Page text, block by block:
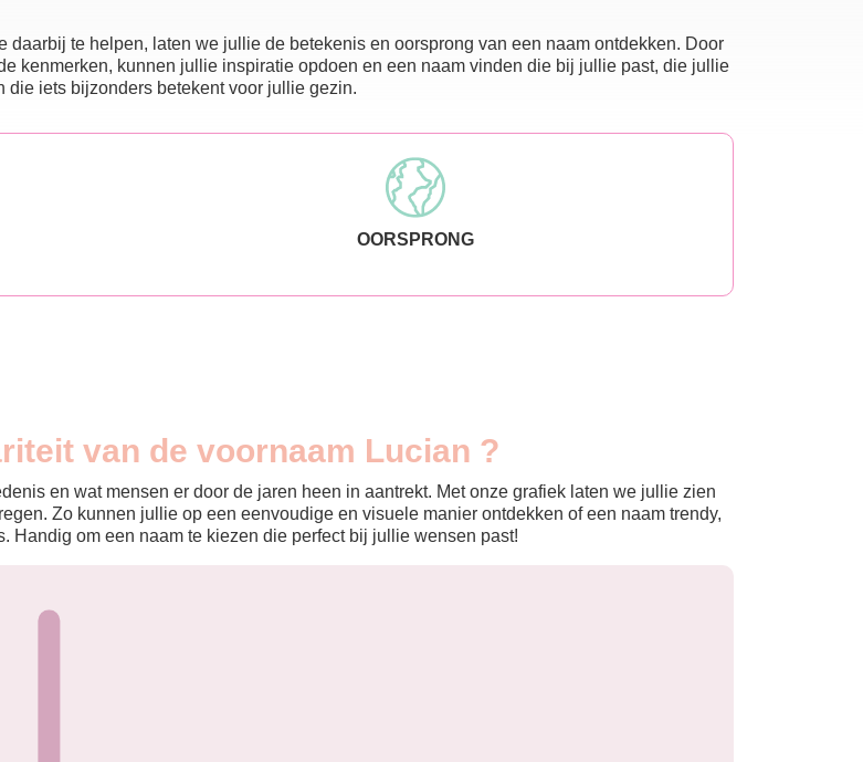
te helpen, laten we jullie de betekenis en oorsprong van een naam ontdekken. Door
kenmerken, kunnen jullie inspiratie opdoen en een naam vinden die bij jullie past, die jullie
die iets bijzonders betekent voor jullie gezin.
OORSPRONG
van de voornaam Lucian ?
en wat mensen er door de jaren heen in aantrekt. Met onze grafiek laten we jullie zien
Zo kunnen jullie op een eenvoudige en visuele manier ontdekken of een naam trendy,
Handig om een naam te kiezen die perfect bij jullie wensen past!